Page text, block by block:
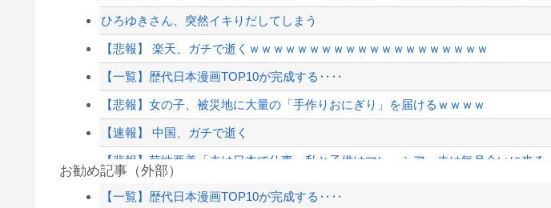
ひろゆきさん、突然イキりだしてしまう
【悲報】 楽天、ガチで逝くｗｗｗｗｗｗｗｗｗｗｗｗｗｗｗｗｗｗｗｗ
【一覧】歴代日本漫画TOP10が完成する‥‥
【悲報】女の子、被災地に大量の「手作りおにぎり」を届けるｗｗｗｗ
【速報】 中国、ガチで逝く
【悲報】菊地亜美「夫は日本で仕事、私と子供はマレーシア、夫は毎月会いに来る
【悲報】消費税が下がるってけっこう歴史的なことじゃね？
お勧め記事（外部）
【一覧】歴代日本漫画TOP10が完成する‥‥